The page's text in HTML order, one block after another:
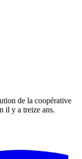
de la coopérative
il y a treize ans.